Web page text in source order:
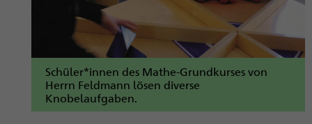
Schüler*innen des Mathe-Grundkurses von
Herrn Feldmann lösen diverse
Knobelaufgaben.